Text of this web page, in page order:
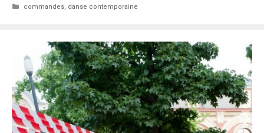
Catégories
commandes, danse contemporaine